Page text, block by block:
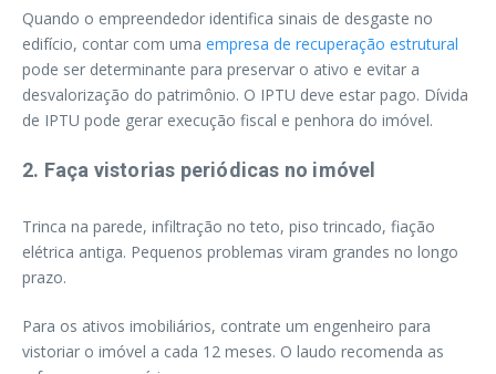
Quando o empreendedor identifica sinais de desgaste no
edifício, contar com uma empresa de recuperação estrutural
pode ser determinante para preservar o ativo e evitar a
desvalorização do patrimônio. O IPTU deve estar pago. Dívida
de IPTU pode gerar execução fiscal e penhora do imóvel.
2. Faça vistorias periódicas no imóvel
Trinca na parede, infiltração no teto, piso trincado, fiação
elétrica antiga. Pequenos problemas viram grandes no longo
prazo.
Para os ativos imobiliários, contrate um engenheiro para
vistoriar o imóvel a cada 12 meses. O laudo recomenda as